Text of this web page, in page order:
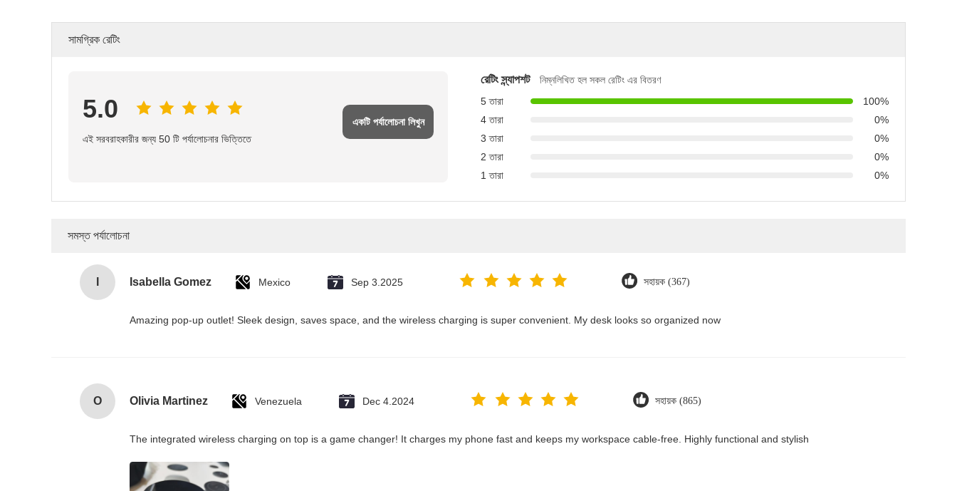
সামগ্রিক রেটিং
5.0
এই সরবরাহকারীর জন্য 50 টি পর্যালোচনার ভিত্তিতে
একটি পর্যালোচনা লিখুন
রেটিং স্ন্যাপশট
নিম্নলিখিত হল সকল রেটিং এর বিতরণ
5 তারা
100%
4 তারা
0%
3 তারা
0%
2 তারা
0%
1 তারা
0%
সমস্ত পর্যালোচনা
Isabella Gomez Mexico Sep 3.2025 সহায়ক (367)
Amazing pop-up outlet! Sleek design, saves space, and the wireless charging is super convenient. My desk looks so organized now
O Olivia Martinez Venezuela Dec 4.2024 সহায়ক (865)
The integrated wireless charging on top is a game changer! It charges my phone fast and keeps my workspace cable-free. Highly functional and stylish